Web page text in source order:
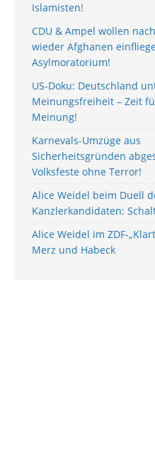
Islamisten!
CDU & Ampel wollen
wieder Afghanen
Asylmoratorium!
US-Doku: Deutschland
Meinungsfreiheit – Zeit
Meinung!
Karnevals-Umzüge aus
Sicherheitsgründen
Volksfeste ohne Terror!
Alice Weidel beim Duell
Kanzlerkandidaten:
Alice Weidel im ZDF-
Merz und Habeck